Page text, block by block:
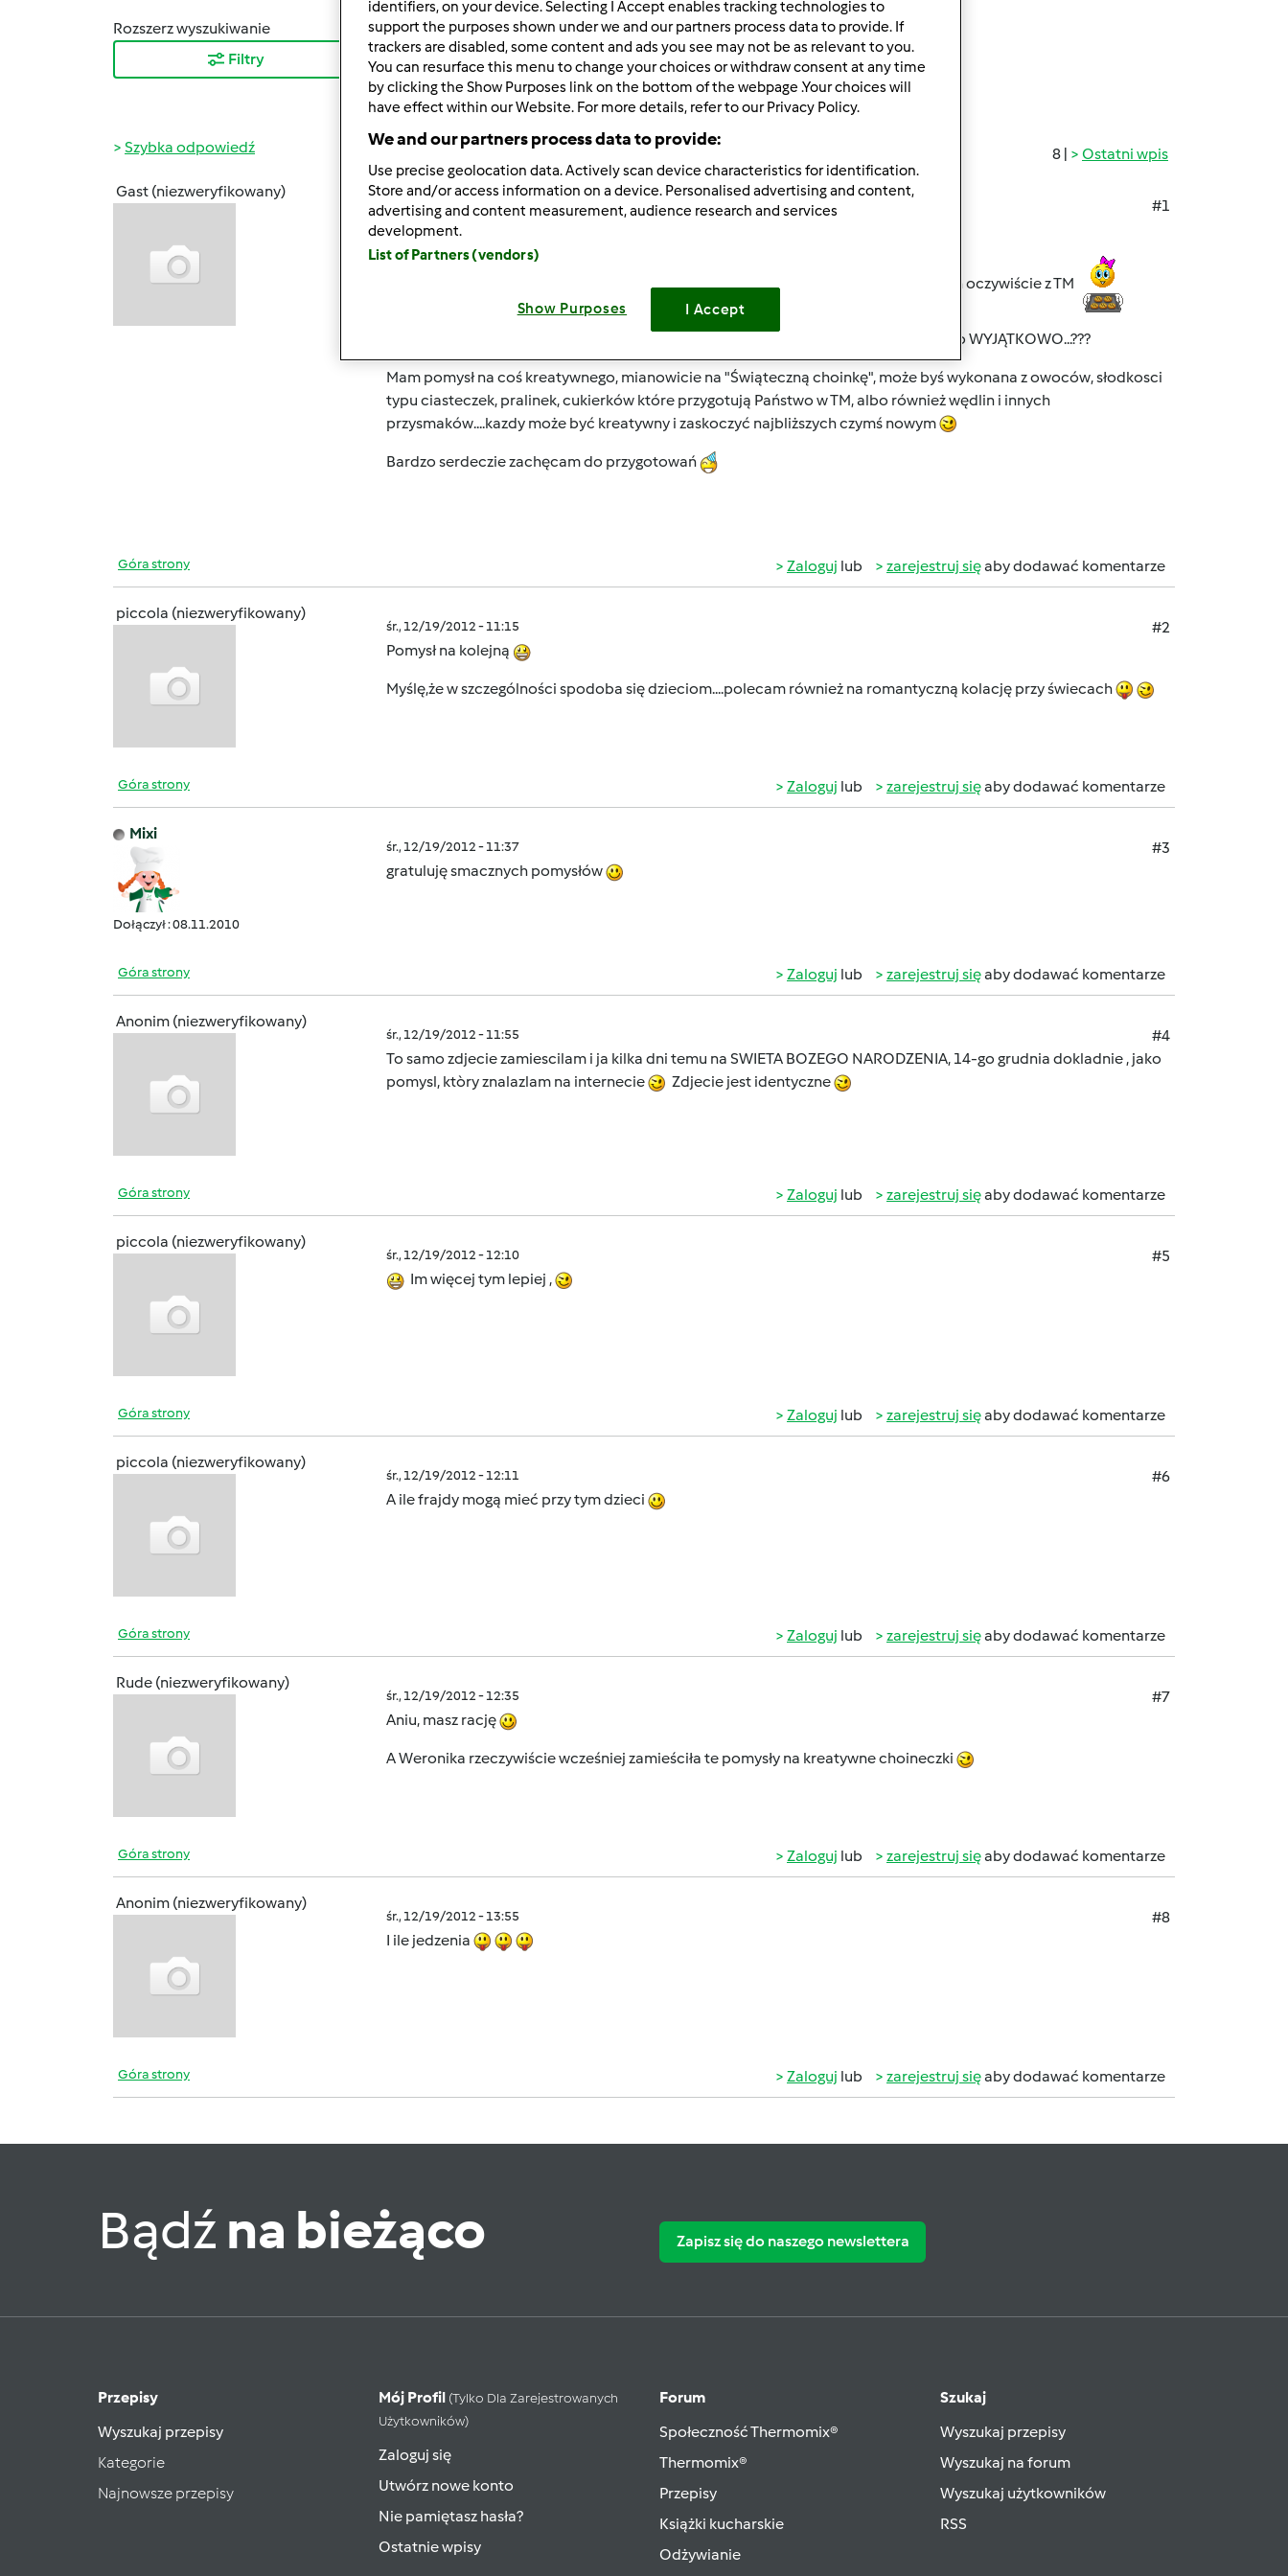
Rozszerz wyszukiwanie
Filtry
Sortuj po:
Najnowsze wyniki
Wyników na stronę:
10
8 | Ostatni wpis
Szybka odpowiedź
Gast (niezweryfikowany)
śr., 12/19/2012 - 11:12
#1
Witam wszystkich
Zapraszam wszystkich zainteresowanych do domowych przygotowań świątecznych oczywiście z TM
Co roku zastanawiamy się co przygotować takiego na nadchodzące swięta, aby było WYJĄTKOWO...???
Mam pomysł na coś kreatywnego, mianowicie na "Świąteczną choinkę", może byś wykonana z owoców, słodkosci
typu ciasteczek, pralinek, cukierków które przygotują Państwo w TM, albo również wędlin i innych
przysmaków....kazdy może być kreatywny i zaskoczyć najbliższych czymś nowym
Bardzo serdeczie zachęcam do przygotowań
Góra strony Zaloguj lub zarejestruj sięaby dodawać komentarze
piccola (niezweryfikowany)
śr., 12/19/2012 - 11:15
#2
Pomysł na kolejną
Myślę,że w szczególności spodoba się dzieciom....polecam również na romantyczną kolację przy świecach
Góra strony Zaloguj lub zarejestruj sięaby dodawać komentarze
Mixi
Dołączył : 08.11.2010
śr., 12/19/2012 - 11:37
#3
gratuluję smacznych pomysłów
Góra strony Zaloguj lub zarejestruj sięaby dodawać komentarze
Anonim (niezweryfikowany)
śr., 12/19/2012 - 11:55
#4
To samo zdjecie zamiescilam i ja kilka dni temu na SWIETA BOZEGO NARODZENIA, 14-go grudnia dokladnie , jako
pomysl, ktòry znalazlam na internecie
Zdjecie jest identyczne
Góra strony Zaloguj lub zarejestruj sięaby dodawać komentarze
piccola (niezweryfikowany)
śr., 12/19/2012 - 12:10
#5
Im więcej tym lepiej ,
Góra strony Zaloguj lub zarejestruj sięaby dodawać komentarze
piccola (niezweryfikowany)
śr., 12/19/2012 - 12:11
#6
A ile frajdy mogą mieć przy tym dzieci
Góra strony Zaloguj lub zarejestruj sięaby dodawać komentarze
Rude (niezweryfikowany)
śr., 12/19/2012 - 12:35
#7
Aniu, masz rację
A Weronika rzeczywiście wcześniej zamieściła te pomysły na kreatywne choineczki
Góra strony Zaloguj lub zarejestruj sięaby dodawać komentarze
Anonim (niezweryfikowany)
śr., 12/19/2012 - 13:55
#8
I ile jedzenia
Góra strony Zaloguj lub zarejestruj sięaby dodawać komentarze
Bądź na bieżąco Zapisz się do naszego newslettera
Przepisy
Wyszukaj przepisy
Kategorie
Najnowsze przepisy
Mój Profil (tylko Dla Zarejestrowanych
Użytkowników)
Zaloguj się
Utwórz nowe konto
Nie pamiętasz hasła?
Ostatnie wpisy
Forum
Społeczność Thermomix®
Thermomix®
Przepisy
Książki kucharskie
Odżywianie
Szukaj
Wyszukaj przepisy
Wyszukaj na forum
Wyszukaj użytkowników
RSS
identifiers, on your device. Selecting I Accept enables tracking technologies to
support the purposes shown under we and our partners process data to provide. If
trackers are disabled, some content and ads you see may not be as relevant to you.
You can resurface this menu to change your choices or withdraw consent at any time
by clicking the Show Purposes link on the bottom of the webpage .Your choices will
have effect within our Website. For more details, refer to our Privacy Policy.
We and our partners process data to provide:
Use precise geolocation data. Actively scan device characteristics for identification.
Store and/or access information on a device. Personalised advertising and content,
advertising and content measurement, audience research and services
development.
List of Partners (vendors)
Show Purposes I Accept